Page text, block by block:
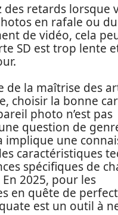
des retards lorsque
en rafale ou
de vidéo, cela
SD est trop lente
de la maîtrise des
choisir la bonne
photo n’est pas
question de
implique une
caractéristiques
spécifiques de
2025, pour les
en quête de
est un outil à